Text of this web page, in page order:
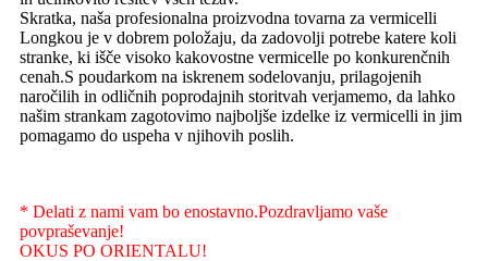
Skratka, naša profesionalna proizvodna tovarna za vermicelli
Longkou je v dobrem položaju, da zadovolji potrebe katere koli
stranke, ki išče visoko kakovostne vermicelle po konkurenčnih
cenah.S poudarkom na iskrenem sodelovanju, prilagojenih
naročilih in odličnih poprodajnih storitvah verjamemo, da lahko
našim strankam zagotovimo najboljše izdelke iz vermicelli in jim
pomagamo do uspeha v njihovih poslih.
* Delati z nami vam bo enostavno.Pozdravljamo vaše
povpraševanje!
OKUS PO ORIENTALU!